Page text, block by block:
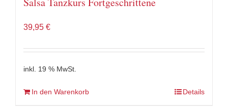
39,95 €
inkl. 19 % MwSt.
In den Warenkorb Details